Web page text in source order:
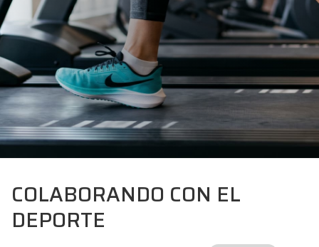
COLABORANDO CON EL
DEPORTE